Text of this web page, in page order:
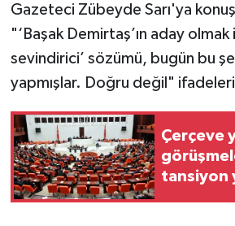
Gazeteci Zübeyde Sarı'ya
"‘Başak Demirtaş’ın aday
sevindirici’ sözümü, bugün bu
yapmışlar. Doğru değil"
Çerçeve
tansiyon